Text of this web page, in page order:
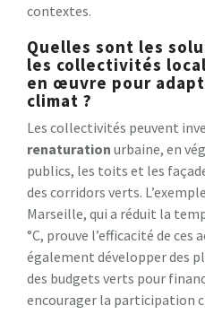
contextes.
Quelles sont les
les collectivités
en œuvre pour
climat ?
Les collectivités peuvent
renaturation urbaine, en
publics, les toits et les
des corridors verts.
Marseille, qui a réduit la
°C, prouve l’efficacité de ces
également développer des
des budgets verts pour
encourager la participation